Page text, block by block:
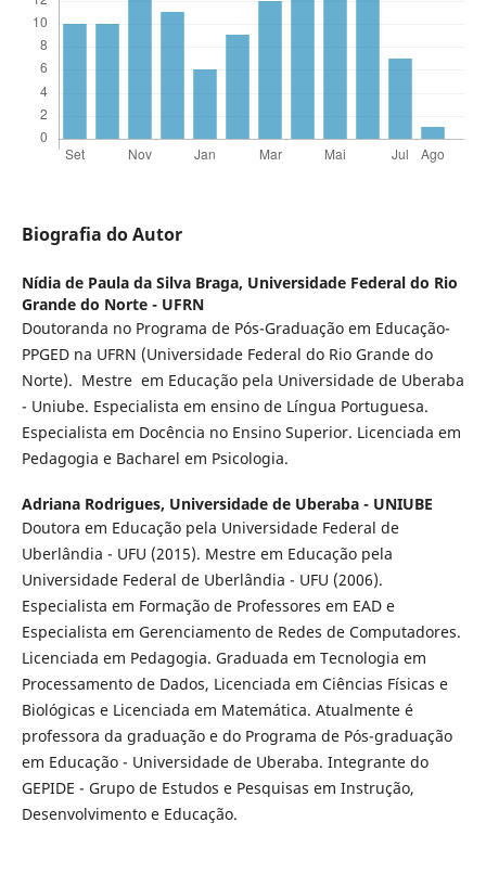
Biografia do Autor
Nídia de Paula da Silva Braga, Universidade Federal do Rio
Grande do Norte - UFRN
Doutoranda no Programa de Pós-Graduação em Educação-
PPGED na UFRN (Universidade Federal do Rio Grande do
Norte). Mestre em Educação pela Universidade de Uberaba
- Uniube. Especialista em ensino de Língua Portuguesa.
Especialista em Docência no Ensino Superior. Licenciada em
Pedagogia e Bacharel em Psicologia.
Adriana Rodrigues, Universidade de Uberaba - UNIUBE
Doutora em Educação pela Universidade Federal de
Uberlândia - UFU (2015). Mestre em Educação pela
Universidade Federal de Uberlândia - UFU (2006).
Especialista em Formação de Professores em EAD e
Especialista em Gerenciamento de Redes de Computadores.
Licenciada em Pedagogia. Graduada em Tecnologia em
Processamento de Dados, Licenciada em Ciências Físicas e
Biológicas e Licenciada em Matemática. Atualmente é
professora da graduação e do Programa de Pós-graduação
em Educação - Universidade de Uberaba. Integrante do
GEPIDE - Grupo de Estudos e Pesquisas em Instrução,
Desenvolvimento e Educação.